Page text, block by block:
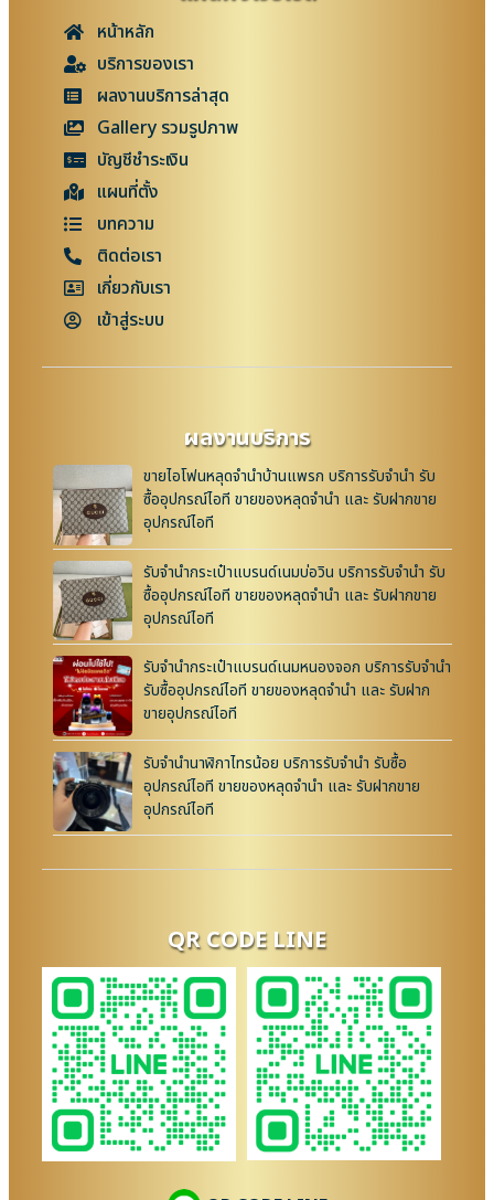
หน้าหลัก
บริการของเรา
ผลงานบริการล่าสุด
Gallery รวมรูปภาพ
บัญชีชำระเงิน
แผนที่ตั้ง
บทความ
ติดต่อเรา
เกี่ยวกับเรา
เข้าสู่ระบบ
ผลงานบริการ
ขายไอโฟนหลุดจำนำบ้านแพรก บริการรับจำนำ รับ
ซื้ออุปกรณ์ไอที ขายของหลุดจำนำ และ รับฝากขาย
อุปกรณ์ไอที
รับจำนำกระเป๋าแบรนด์เนมบ่อวิน บริการรับจำนำ รับ
ซื้ออุปกรณ์ไอที ขายของหลุดจำนำ และ รับฝากขาย
อุปกรณ์ไอที
รับจำนำกระเป๋าแบรนด์เนมหนองจอก บริการรับจำนำ
รับซื้ออุปกรณ์ไอที ขายของหลุดจำนำ และ รับฝาก
ขายอุปกรณ์ไอที
รับจำนำนาฬิกาไทรน้อย บริการรับจำนำ รับซื้อ
อุปกรณ์ไอที ขายของหลุดจำนำ และ รับฝากขาย
อุปกรณ์ไอที
QR CODE LINE